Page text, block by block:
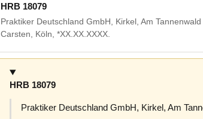
HRB 18079
Praktiker Deutschland GmbH, Kirkel, Am
Carsten, Köln, *XX.XX.XXXX.
HRB 18079
Praktiker Deutschland GmbH, Kirkel, Am